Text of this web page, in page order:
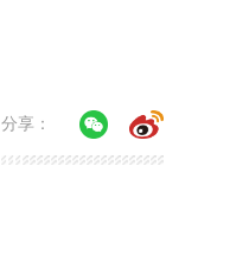
分享：